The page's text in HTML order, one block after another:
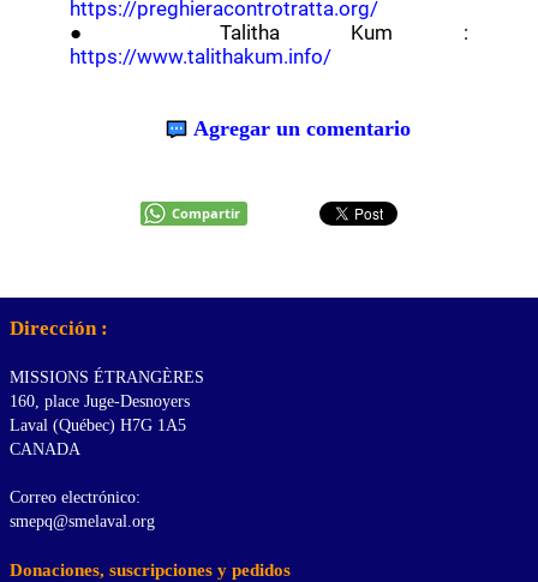
https://preghieracontrotratta.org/
● Talitha Kum :
https://www.talithakum.info/
Agregar un comentario
Compartir
Dirección :
MISSIONS ÉTRANGÈRES
160, place Juge-Desnoyers
Laval (Québec) H7G 1A5
CANADA
Correo electrónico:
smepq@smelaval.org
Donaciones, suscripciones y pedidos